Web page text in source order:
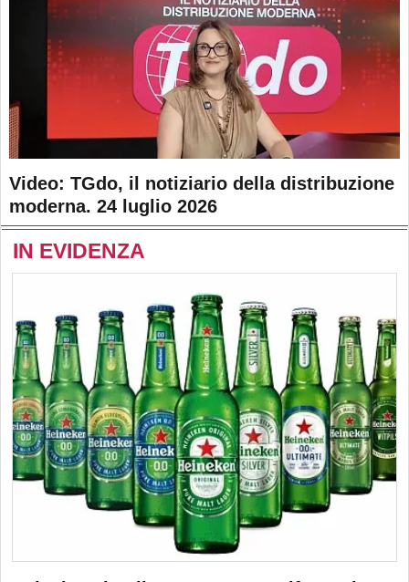
Video: TGdo, il notiziario della distribuzione
moderna. 24 luglio 2026
IN EVIDENZA